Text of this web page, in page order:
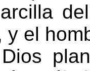
y el